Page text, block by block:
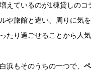
えているのが1棟貸しのコ
や旅館と違い、周りに気
たり過ごせることから人気
浜もそのうちの一つで、